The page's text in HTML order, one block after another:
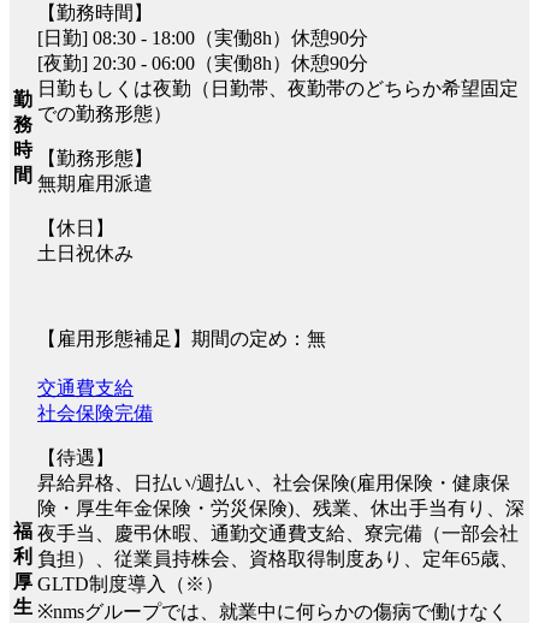
勤
務
時
間
【勤務時間】
[日勤] 08:30 - 18:00（実働8h）休憩90分
[夜勤] 20:30 - 06:00（実働8h）休憩90分
日勤もしくは夜勤（日勤帯、夜勤帯のどちらか希望固定
での勤務形態）
【勤務形態】
無期雇用派遣
【休日】
土日祝休み
【雇用形態補足】期間の定め：無
福
利
厚
生
交通費支給
社会保険完備
【待遇】
昇給昇格、日払い/週払い、社会保険(雇用保険・健康保
険・厚生年金保険・労災保険)、残業、休出手当有り、深
夜手当、慶弔休暇、通勤交通費支給、寮完備（一部会社
負担）、従業員持株会、資格取得制度あり、定年65歳、
GLTD制度導入（※）
※nmsグループでは、就業中に何らかの傷病で働けなく